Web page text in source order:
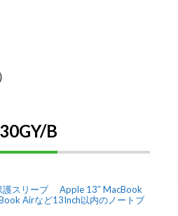
B
護スリーブ Apple 13″ MacBook
Airなど13Inch以内のノートブ